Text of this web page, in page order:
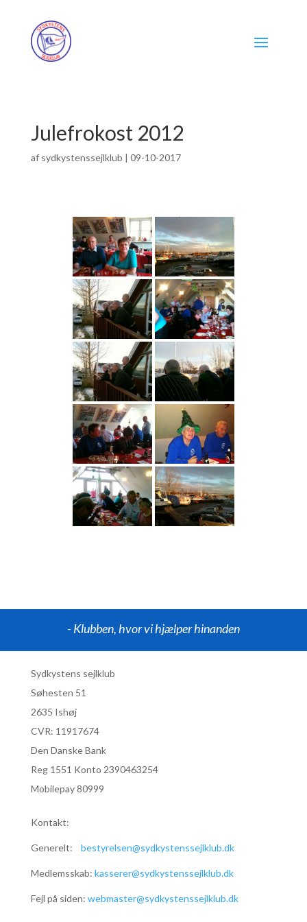
Julefrokost 2012
af sydkystenssejlklub | 09-10-2017
- Klubben, hvor vi hjælper hinanden
Sydkystens sejlklub
Søhesten 51
2635 Ishøj
CVR: 11917674
Den Danske Bank
Reg 1551 Konto 2390463254
Mobilepay 80999
Kontakt:
Generelt: bestyrelsen@sydkystenssejlklub.dk
Medlemsskab: kasserer@sydkystenssejlklub.dk
Fejl på siden: webmaster@sydkystenssejlklub.dk